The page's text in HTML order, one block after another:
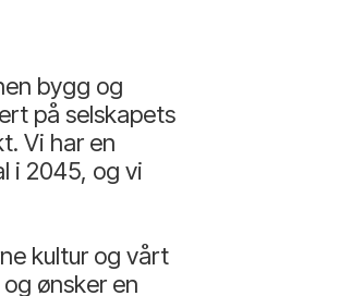
bygg og
på selskapets
Vi har en
i 2045, og vi
kultur og vårt
ønsker en